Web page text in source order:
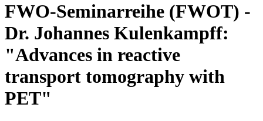
FWO-Seminarreihe (FWOT) -
Dr. Johannes Kulenkampff:
"Advances in reactive
transport tomography with
PET"